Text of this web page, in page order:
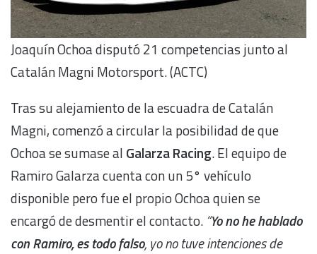
Joaquín Ochoa disputó 21 competencias junto al
Catalán Magni Motorsport. (ACTC)
Tras su alejamiento de la escuadra de Catalán
Magni, comenzó a circular la posibilidad de que
Ochoa se sumase al Galarza Racing. El equipo de
Ramiro Galarza cuenta con un 5° vehículo
disponible pero fue el propio Ochoa quien se
encargó de desmentir el contacto. “Yo no he hablado
con Ramiro, es todo falso, yo no tuve intenciones de